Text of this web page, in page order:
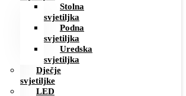
Stolna
svjetiljka
Podna
svjetiljka
Uredska
svjetiljka
Dječje
svjetiljke
LED